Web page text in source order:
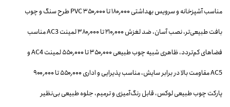
مناسب آشپزخانه و سرویس بهداشتی ۱۸۰٬۰۰۰ تا ۳۵۰٬۰۰۰ PVC طرح سنگ و چوب
بافت طبیعی‌تر، نصب آسان، ضد لغزش ۲۱۰٬۰۰۰ تا ۳۸۰٬۰۰۰ لمینت AC3 مناسب
فضاهای کم‌تردد، ظاهری شبیه چوب طبیعی ۳۵۰٬۰۰۰ تا ۵۵۰٬۰۰۰ لمینت AC4 و
AC5 مقاومت بالا در برابر سایش، مناسب پذیرایی و اداری ۵۵۰٬۰۰۰ تا ۹۰۰٬۰۰۰
پارکت چوب طبیعی لوکس، قابل رنگ‌آمیزی و ترمیم، جلوه طبیعی بی‌نظیر